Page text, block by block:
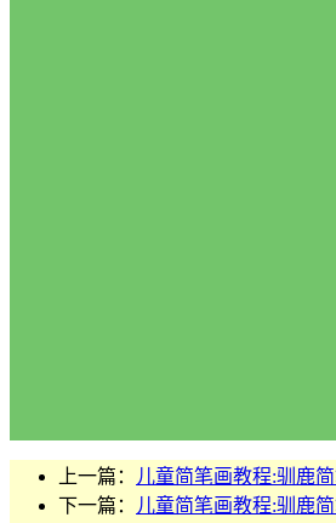
上一篇：
儿童简笔画教程:驯鹿
下一篇：
儿童简笔画教程:驯鹿